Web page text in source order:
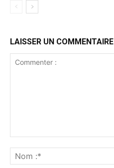
LAISSER UN COMMENTAIRE